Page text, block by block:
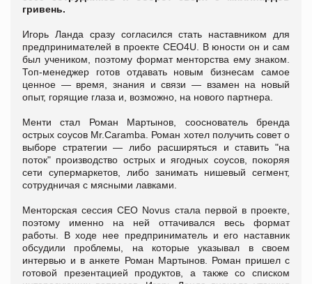
гривень.
Игорь Ланда сразу согласился стать наставником для
предпринимателей в проекте CEO4U. В юности он и сам
был учеником, поэтому формат менторства ему знаком.
Топ-менеджер готов отдавать новым бизнесам самое
ценное — время, знания и связи — взамен на новый
опыт, горящие глаза и, возможно, на нового партнера.
Менти стал Роман Мартынов, сооснователь бренда
острых соусов Mr.Caramba. Роман хотел получить совет о
выборе стратегии — либо расширяться и ставить "на
поток" производство острых и ягодных соусов, покоряя
сети супермаркетов, либо занимать нишевый сегмент,
сотрудничая с мясными лавками.
Менторская сессия CEO Novus стала первой в проекте,
поэтому именно на ней оттачивался весь формат
работы. В ходе нее предприниматель и его наставник
обсудили проблемы, на которые указывал в своем
интервью и в анкете Роман Мартынов. Роман пришел с
готовой презентацией продуктов, а также со списком